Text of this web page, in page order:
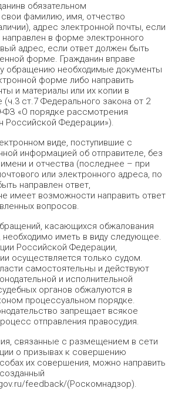
обязательном
фамилию, имя, отчество
адрес электронной почты, если
в форме электронного
адрес, если ответ должен быть
форме. Гражданин вправе
обращению необходимые документы
форме либо направить
и материалы или их копии в
ст.7 Федерального закона от 2
ФЗ «О порядке рассмотрения
Российской Федерации»).
виде, поступившие с
информацией об отправителе, без
и отчества (последнее – при
или электронного адреса, по
направлен ответ,
имеет возможности направить ответ
вопросов.
касающихся обжалования
необходимо иметь в виду следующее.
Российской Федерации,
осуществляется только судом.
самостоятельны и действуют
и исполнительной
органов обжалуются в
процессуальном порядке.
запрещает всякое
отправления правосудия.
связанные с размещением в сети
о призывах к совершению
их совершения, можно направить
feedback/(Роскомнадзор).